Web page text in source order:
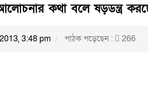
কথা বলে ষড়ডন্ত্র
3:48 pm পাঠক পড়েছেন : 266